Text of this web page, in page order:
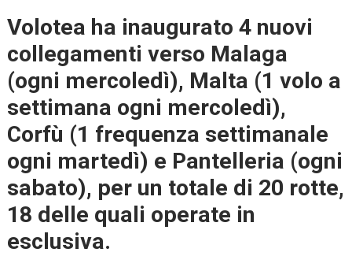
Volotea ha inaugurato 4 nuovi
collegamenti verso Malaga
(ogni mercoledì), Malta (1 volo a
settimana ogni mercoledì),
Corfù (1 frequenza settimanale
ogni martedì) e Pantelleria (ogni
sabato), per un totale di 20 rotte,
18 delle quali operate in
esclusiva.